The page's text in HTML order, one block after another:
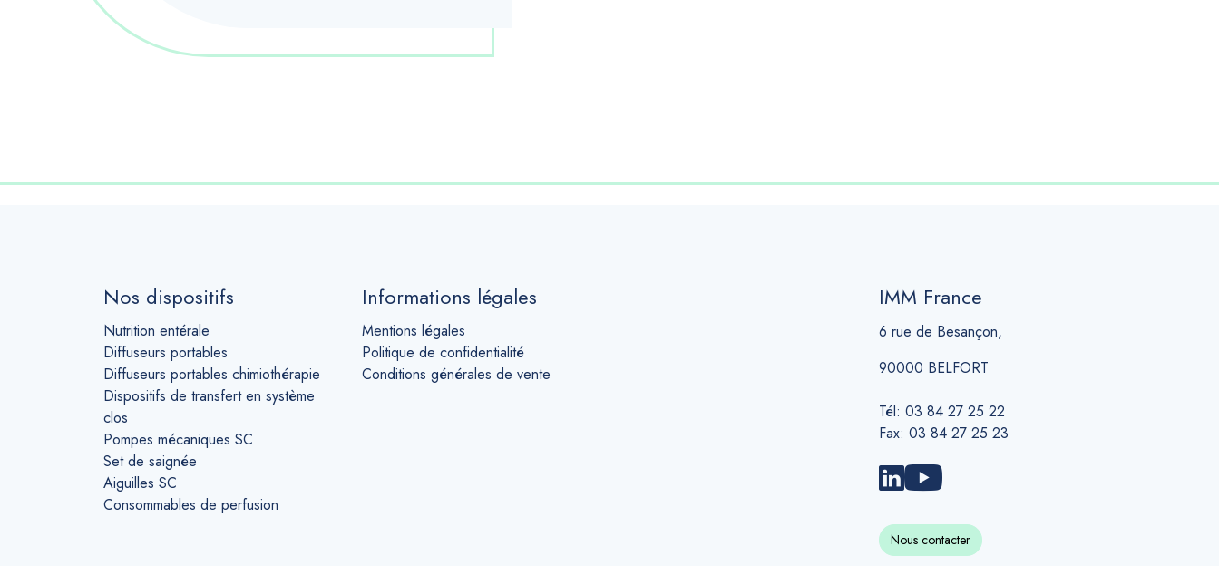
IMM France
6 rue de Besançon,
90000 BELFORT
Tél: 03 84 27 25 22
Fax: 03 84 27 25 23
Nous contacter
Nos dispositifs
Nutrition entérale
Diffuseurs portables
Diffuseurs portables chimiothérapie
Dispositifs de transfert en système
clos
Pompes mécaniques SC
Set de saignée
Aiguilles SC
Consommables de perfusion
Informations légales
Mentions légales
Politique de confidentialité
Conditions générales de vente